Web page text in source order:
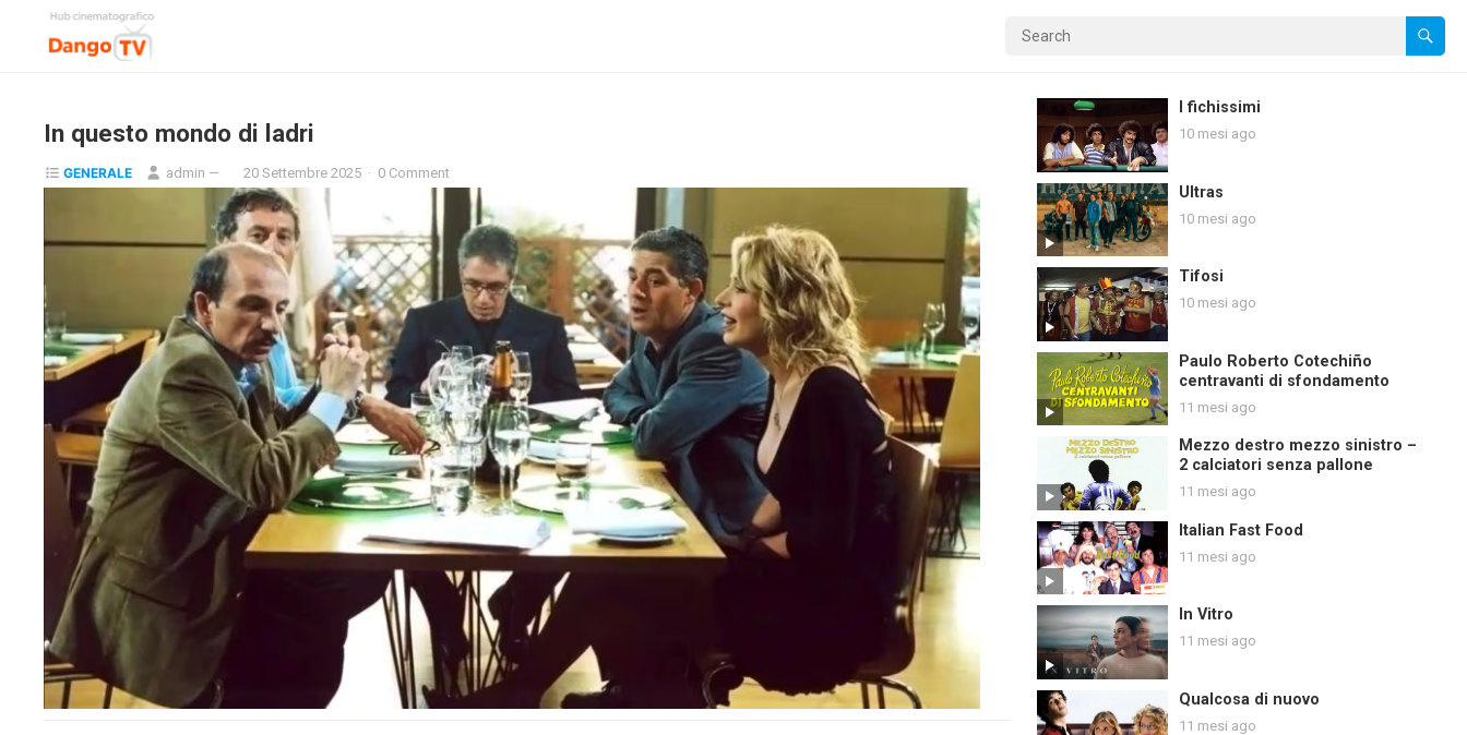
In questo mondo di ladri
GENERALE admin — 20 Settembre 2025 · 0 Comment
I fichissimi
10 mesi ago
Ultras
10 mesi ago
Tifosi
10 mesi ago
Paulo Roberto Cotechiño
centravanti di sfondamento
11 mesi ago
Mezzo destro mezzo sinistro –
2 calciatori senza pallone
11 mesi ago
Italian Fast Food
11 mesi ago
In Vitro
11 mesi ago
Qualcosa di nuovo
11 mesi ago